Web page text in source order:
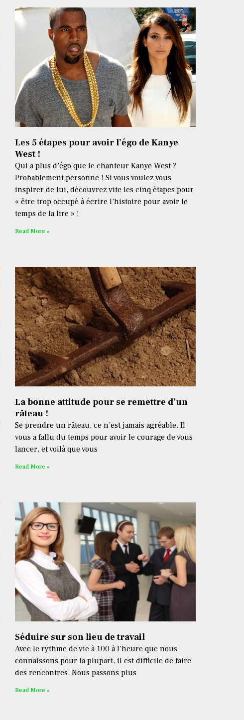
Les 5 étapes pour avoir l’égo de Kanye
West !
Qui a plus d’égo que le chanteur Kanye West ?
Probablement personne ! Si vous voulez vous
inspirer de lui, découvrez vite les cinq étapes pour
« être trop occupé à écrire l’histoire pour avoir le
temps de la lire » !
Read More »
La bonne attitude pour se remettre d’un
râteau !
Se prendre un râteau, ce n’est jamais agréable. Il
vous a fallu du temps pour avoir le courage de vous
lancer, et voilà que vous
Read More »
Séduire sur son lieu de travail
Avec le rythme de vie à 100 à l’heure que nous
connaissons pour la plupart, il est difficile de faire
des rencontres. Nous passons plus
Read More »